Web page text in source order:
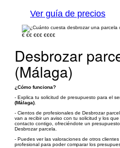
Ver guía de precios
€ €€ €€€ €€€€
Desbrozar
(Málaga)
¿Cómo funciona?
- Explica tu solicitud de presupuesto para el
(Málaga)
- Cientos de profesionales de Desbrozar
van a recibir un aviso con tu solicitud y los
contacto contigo, ofreciéndote un
Desbrozar parcela.
- Puedes ver las valoraciones de otros
profesional para poder comparar los